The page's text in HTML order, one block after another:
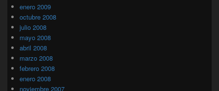
enero 2009
octubre 2008
julio 2008
mayo 2008
abril 2008
marzo 2008
febrero 2008
enero 2008
noviembre 2007